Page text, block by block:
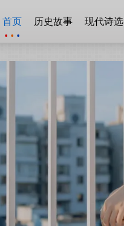
首页 历史故事 现代诗选